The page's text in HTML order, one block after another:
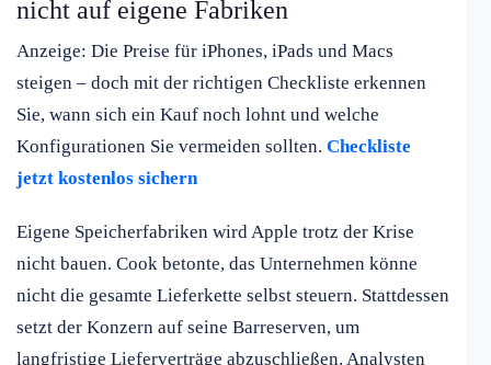
nicht auf eigene Fabriken
Anzeige: Die Preise für iPhones, iPads und Macs
steigen – doch mit der richtigen Checkliste erkennen
Sie, wann sich ein Kauf noch lohnt und welche
Konfigurationen Sie vermeiden sollten. Checkliste
jetzt kostenlos sichern
Eigene Speicherfabriken wird Apple trotz der Krise
nicht bauen. Cook betonte, das Unternehmen könne
nicht die gesamte Lieferkette selbst steuern. Stattdessen
setzt der Konzern auf seine Barreserven, um
langfristige Lieferverträge abzuschließen. Analysten